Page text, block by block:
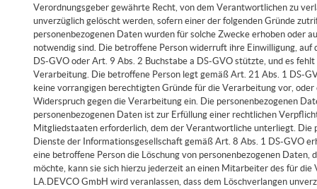
Verordnungsgeber gewährte Recht, von dem Verantwortlichen zu
unverzüglich gelöscht werden, sofern einer der folgenden Gründe
personenbezogenen Daten wurden für solche Zwecke erhoben oder
notwendig sind. Die betroffene Person widerruft ihre Einwilligung,
DS-GVO oder Art. 9 Abs. 2 Buchstabe a DS-GVO stützte, und es
Verarbeitung. Die betroffene Person legt gemäß Art. 21 Abs. 1 DS-
keine vorrangigen berechtigten Gründe für die Verarbeitung vor,
Widerspruch gegen die Verarbeitung ein. Die personenbezogenen
personenbezogenen Daten ist zur Erfüllung einer rechtlichen
Mitgliedstaaten erforderlich, dem der Verantwortliche unterliegt. Die
Dienste der Informationsgesellschaft gemäß Art. 8 Abs. 1 DS-GVO
eine betroffene Person die Löschung von personenbezogenen
möchte, kann sie sich hierzu jederzeit an einen Mitarbeiter des für
LA.DEVCO GmbH wird veranlassen, dass dem Löschverlangen